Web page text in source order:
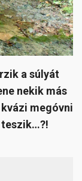
a súlyát
nekik más
megóvni
teszik…?!